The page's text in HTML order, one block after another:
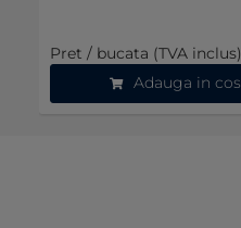
Pret / bucata (TVA inclus)
Adauga in cos